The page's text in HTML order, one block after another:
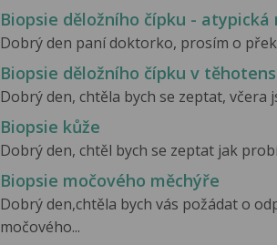
Biopsie děložního čípku -
Dobrý den paní doktorko, prosím o
Biopsie děložního čípku v
Dobrý den, chtěla bych se zeptat, včera
Biopsie kůže
Dobrý den, chtěl bych se zeptat jak
Biopsie močového měchýře
Dobrý den,chtěla bych vás požádat o
močového...